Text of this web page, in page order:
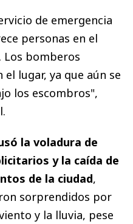
de emergencia
personas en el
Los bomberos
lugar, ya que aún se
los escombros",
la voladura de
y la caída de
de la ciudad,
sorprendidos por
y la lluvia, pese